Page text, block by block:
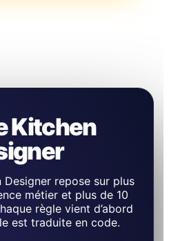
Kitchen
repose sur plus
métier et plus de 10
règle vient d’abord
est traduite en code.